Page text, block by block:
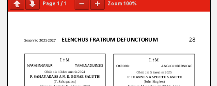
Page 1 /1 Zoom 100%